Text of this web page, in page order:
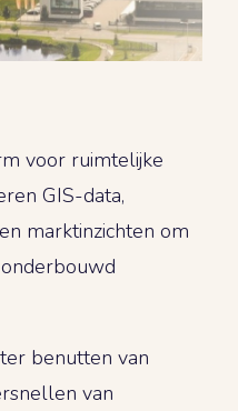
voor ruimtelijke
GIS-data,
marktinzichten om
benutten van
van